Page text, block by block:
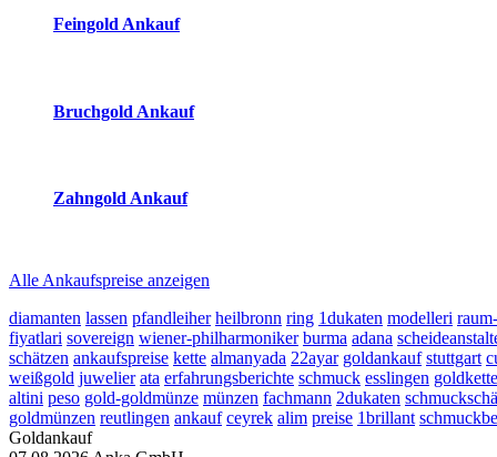
Feingold Ankauf
Bruchgold Ankauf
Zahngold Ankauf
Alle Ankaufspreise anzeigen
diamanten lassen pfandleiher heilbronn ring 1dukaten modelleri
fiyatlari sovereign wiener-philharmoniker burma adana
schätzen ankaufspreise kette almanyada 22ayar goldankauf stuttgart
weißgold juwelier ata erfahrungsberichte schmuck esslingen goldkette
altini peso gold-goldmünze münzen fachmann 2dukaten
goldmünzen reutlingen ankauf ceyrek alim preise 1brillant
Goldankauf